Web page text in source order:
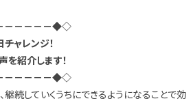
－－－－－◆◇
ャレンジ！
を紹介します！
－－－－－◆◇
継続していくうちにできるようになることで効